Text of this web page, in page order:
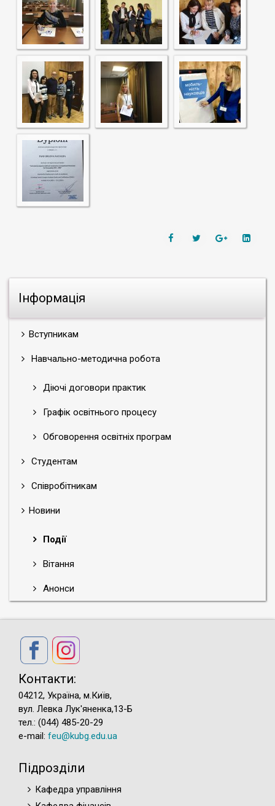
Інформація
Вступникам
Навчально-методична робота
Діючі договори практик
Графік освітнього процесу
Обговорення освітніх програм
Студентам
Співробітникам
Новини
Події
Вітання
Анонси
Контакти:
04212, Україна, м.Київ,
вул. Левка Лук'яненка,13-Б
тел.: (044) 485-20-29
e-mail: feu@kubg.edu.ua
Підрозділи
Кафедра управління